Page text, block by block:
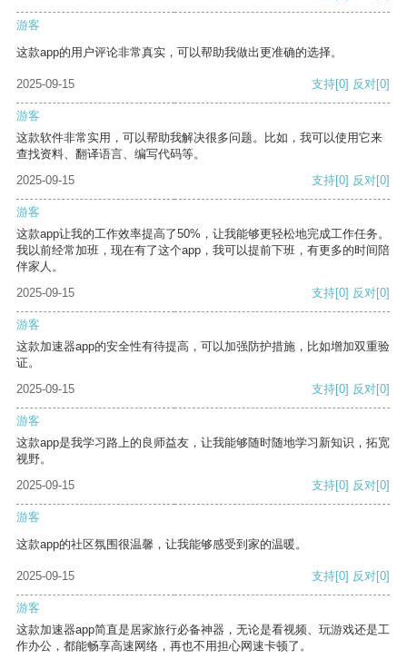
游客
这款app的用户评论非常真实，可以帮助我做出更准确的选择。
2025-09-15 支持[0] 反对[0]
游客
这款软件非常实用，可以帮助我解决很多问题。比如，我可以使用它来
查找资料、翻译语言、编写代码等。
2025-09-15
支持[0] 反对[0]
游客
这款app让我的工作效率提高了50%，让我能够更轻松地完成工作任务。
我以前经常加班，现在有了这个app，我可以提前下班，有更多的时间陪
伴家人。
2025-09-15
支持[0] 反对[0]
游客
这款加速器app的安全性有待提高，可以加强防护措施，比如增加双重验
证。
2025-09-15
支持[0] 反对[0]
游客
这款app是我学习路上的良师益友，让我能够随时随地学习新知识，拓宽
视野。
2025-09-15
支持[0] 反对[0]
游客
这款app的社区氛围很温馨，让我能够感受到家的温暖。
2025-09-15 支持[0] 反对[0]
游客
这款加速器app简直是居家旅行必备神器，无论是看视频、玩游戏还是工
作办公，都能畅享高速网络，再也不用担心网速卡顿了。